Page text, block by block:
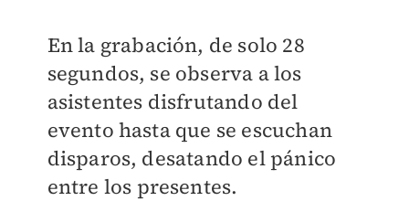
En la grabación, de solo 28
segundos, se observa a los
asistentes disfrutando del
evento hasta que se escuchan
disparos, desatando el pánico
entre los presentes.